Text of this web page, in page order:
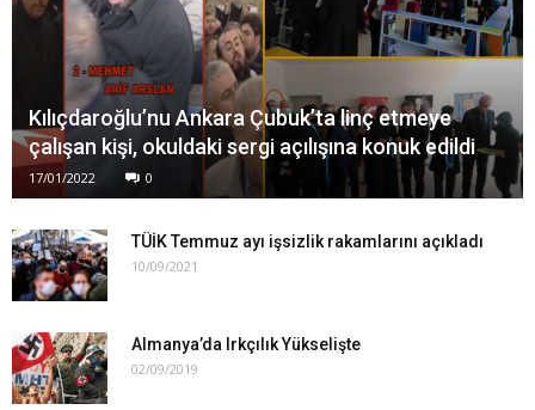
Kılıçdaroğlu’nu Ankara Çubuk’ta linç etmeye
çalışan kişi, okuldaki sergi açılışına konuk edildi
17/01/2022 0
TÜİK Temmuz ayı işsizlik rakamlarını açıkladı
10/09/2021
Almanya’da Irkçılık Yükselişte
02/09/2019